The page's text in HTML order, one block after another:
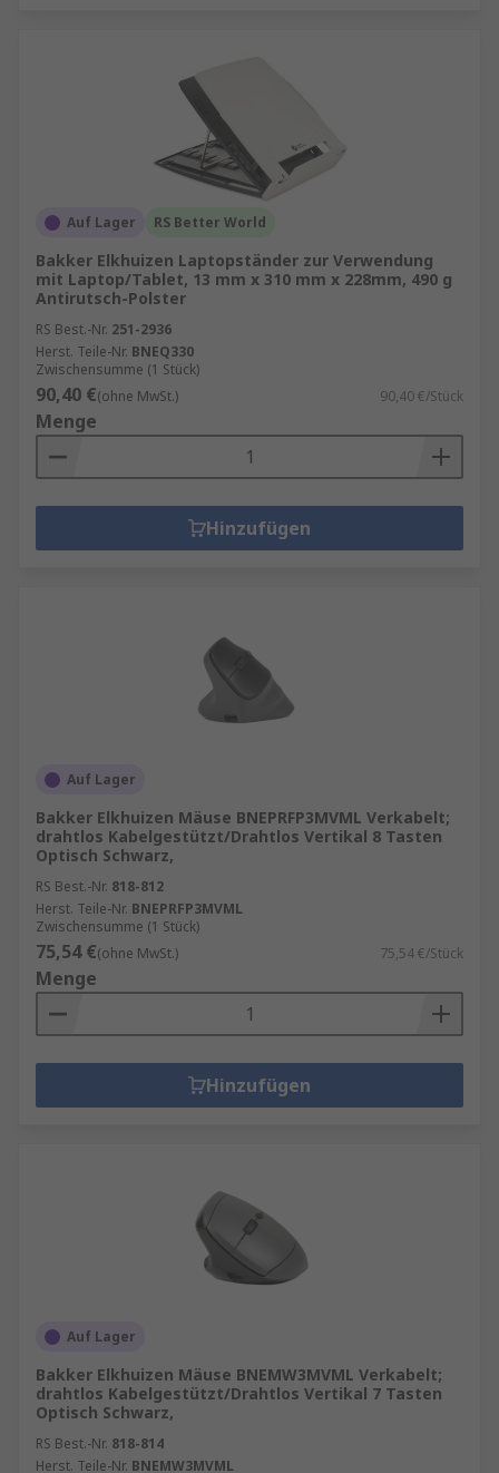
Auf Lager RS Better World
Bakker Elkhuizen Laptopständer zur Verwendung
mit Laptop/Tablet, 13 mm x 310 mm x 228mm, 490 g
Antirutsch-Polster
RS Best.-Nr. 251-2936
Herst. Teile-Nr. BNEQ330
Zwischensumme (1 Stück)
90,40 €(ohne MwSt.) 90,40 €/Stück
Menge
Hinzufügen
Auf Lager
Bakker Elkhuizen Mäuse BNEPRFP3MVML Verkabelt;
drahtlos Kabelgestützt/Drahtlos Vertikal 8 Tasten
Optisch Schwarz,
RS Best.-Nr. 818-812
Herst. Teile-Nr. BNEPRFP3MVML
Zwischensumme (1 Stück)
75,54 €(ohne MwSt.) 75,54 €/Stück
Menge
Hinzufügen
Auf Lager
Bakker Elkhuizen Mäuse BNEMW3MVML Verkabelt;
drahtlos Kabelgestützt/Drahtlos Vertikal 7 Tasten
Optisch Schwarz,
RS Best.-Nr. 818-814
Herst. Teile-Nr. BNEMW3MVML